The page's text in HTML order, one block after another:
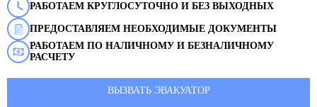
РАБОТАЕМ КРУГЛОСУТОЧНО И БЕЗ ВЫХОДНЫХ
ПРЕДОСТАВЛЯЕМ НЕОБХОДИМЫЕ ДОКУМЕНТЫ
РАБОТАЕМ ПО НАЛИЧНОМУ И БЕЗНАЛИЧНОМУ
РАСЧЕТУ
ВЫЗВАТЬ ЭВАКУАТОР